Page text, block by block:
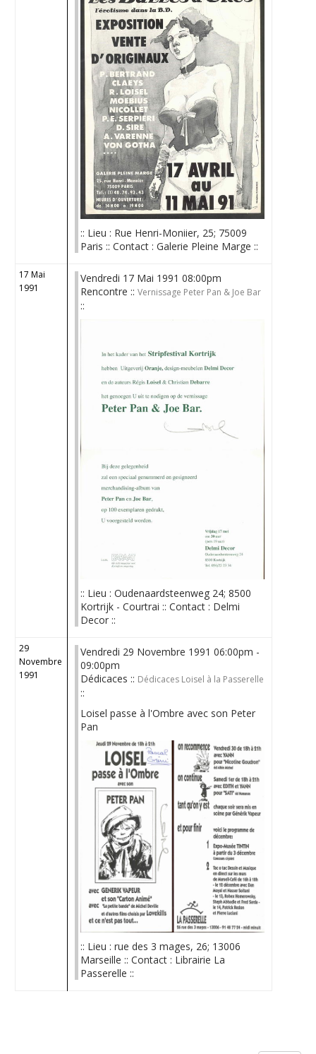
:: Lieu : Rue Henri-Moniier, 25; 75009
Paris :: Contact : Galerie Pleine Marge ::
17 Mai
1991
Vendredi 17 Mai 1991 08:00pm
Rencontre ::Vernissage Peter Pan & Joe Bar
::
:: Lieu : Oudenaardsteenweg 24; 8500
Kortrijk - Courtrai :: Contact : Delmi
Decor ::
29
Novembre
1991
Vendredi 29 Novembre 1991 06:00pm -
09:00pm
Dédicaces :: Dédicaces Loisel à la Passerelle
::
Loisel passe à l'Ombre avec son Peter
Pan
:: Lieu : rue des 3 mages, 26; 13006
Marseille :: Contact : Librairie La
Passerelle ::